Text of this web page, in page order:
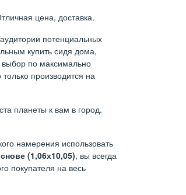
цена, доставка.
потенциальных
купить сидя дома,
выбор по максимально
производится на
планеты к вам в город.
намерения использовать
(1,06х10,05), вы всегда
покупателя на весь